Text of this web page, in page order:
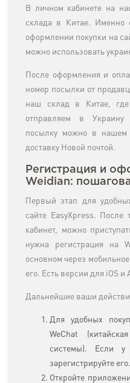
В личном кабинете на
склада в Китае. Именно
оформлении покупки на
можно использовать
После оформления и
номер посылки от
наш склад в Китае,
отправляем в Украину
посылку можно в нашем
доставку Новой почтой.
Регистрация и
Weidian:
Первый этап для
сайте EasyXpress.
кабинет, можно
нужна регистрация на
основном через
его. Есть версии для iOS и
Дальнейшие ваши
Для удобных
WeChat
системы). Если
зарегистрируйте его.
Откройте